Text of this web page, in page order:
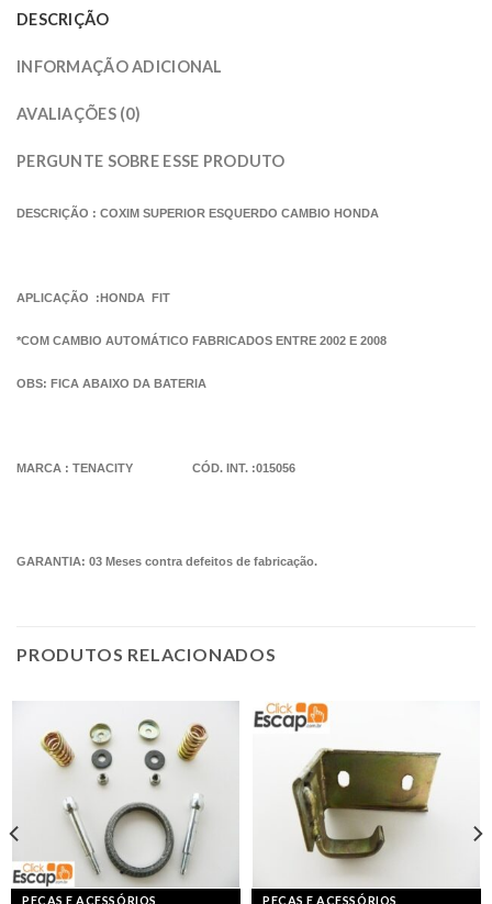
DESCRIÇÃO
INFORMAÇÃO ADICIONAL
AVALIAÇÕES (0)
PERGUNTE SOBRE ESSE PRODUTO
DESCRIÇÃO : COXIM SUPERIOR ESQUERDO CAMBIO HONDA
APLICAÇÃO :HONDA FIT
*COM CAMBIO AUTOMÁTICO FABRICADOS ENTRE 2002 E 2008
OBS: FICA ABAIXO DA BATERIA
MARCA : TENACITY CÓD. INT. :015056
GARANTIA: 03 Meses contra defeitos de fabricação.
PRODUTOS RELACIONADOS
PEÇAS E ACESSÓRIOS PEÇAS E ACESSÓRIOS